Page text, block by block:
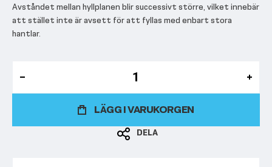
Avståndet mellan hyllplanen blir successivt större, vilket innebär
att stället inte är avsett för att fyllas med enbart stora
hantlar.
LÄGG I VARUKORGEN
DELA